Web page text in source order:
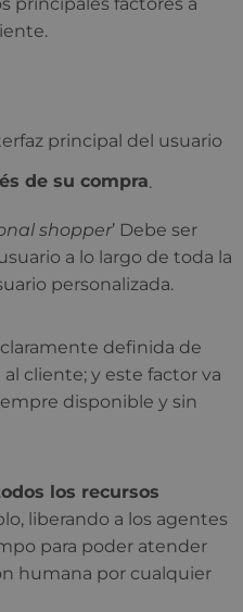
principal del usuario
de su compra.
shopper’ Debe ser
a lo largo de toda la
personalizada.
claramente definida de
cliente; y este factor va
disponible y sin
los recursos
liberando a los agentes
para poder atender
humana por cualquier